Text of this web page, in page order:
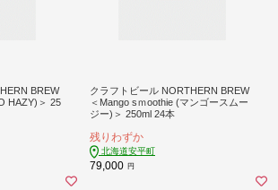
BREW
HAZY)＞ 25
クラフトビール NORTHERN BREW
＜Mango sｍoothie (マンゴースムー
ジー)＞ 250ml 24本
残りわずか
北海道安平町
79,000 円